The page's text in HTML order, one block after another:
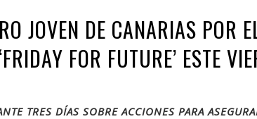
JOVEN DE CANARIAS POR
FOR FUTURE’ ESTE
TRES DÍAS SOBRE ACCIONES PARA